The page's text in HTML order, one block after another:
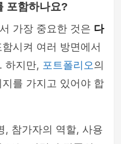
포함하나요?
가장 중요한 것은 다
시켜 여러 방면에서
하지만, 포트폴리오의
를 가지고 있어야 합
, 참가자의 역할, 사용